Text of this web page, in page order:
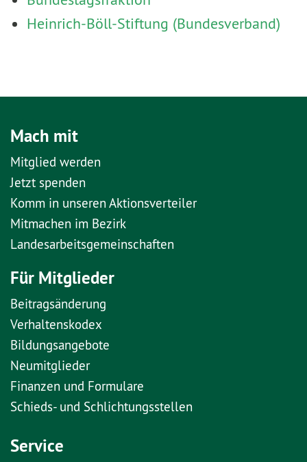
Heinrich-Böll-Stiftung (Bundesverband)
Mach mit
Mitglied werden
Jetzt spenden
Komm in unseren Aktionsverteiler
Mitmachen im Bezirk
Landesarbeitsgemeinschaften
Für Mitglieder
Beitragsänderung
Verhaltenskodex
Bildungsangebote
Neumitglieder
Finanzen und Formulare
Schieds- und Schlichtungsstellen
Service